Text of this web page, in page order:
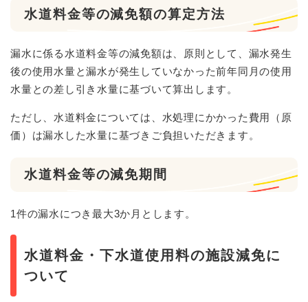
水道料金等の減免額の算定方法
漏水に係る水道料金等の減免額は、原則として、漏水発生
後の使用水量と漏水が発生していなかった前年同月の使用
水量との差し引き水量に基づいて算出します。
ただし、水道料金については、水処理にかかった費用（原
価）は漏水した水量に基づきご負担いただきます。
水道料金等の減免期間
1件の漏水につき最大3か月とします。
水道料金・下水道使用料の施設減免に
ついて